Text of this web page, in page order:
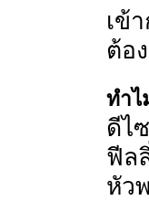
เข้
ต้อ
ทำไ
ดีไ
ฟีล
หัว